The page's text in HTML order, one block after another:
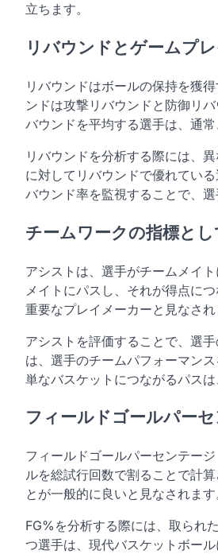
立ちます。
リバウンドとゲームプ
リバウンドはボールの保持を獲
ンドは攻撃リバウンドと防御リ
バウンドを平均する選手は、通
リバウンドを分析する際には、
に対してリバウンドで優れてい
バウンド率を監視することで、
チームワークの指標と
アシストは、選手がチームメイ
メイトにパスし、それが得点に
重要なプレイメーカーと見なされ
アシストを評価することで、選
は、選手のチームパフォーマン
単なバスケットにつながるパス
フィールドゴールパー
フィールドゴールパーセンテー
ルを総試行回数で割ることで計
とが一般的に良いと見なされま
FG%を分析する際には、取られ
つ選手は、現代バスケットボー